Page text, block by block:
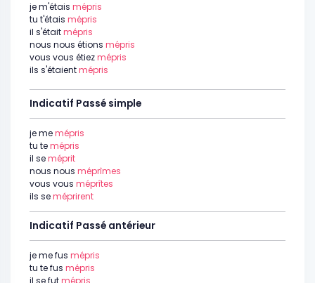
je m'étais mépris
tu t'étais mépris
il s'étaitmépris
nous nous étions mépris
vous vous étiezmépris
ils s'étaientmépris
Indicatif Passé simple
je memépris
tu temépris
il seméprit
nous nous méprîmes
vous vous méprîtes
ils seméprirent
Indicatif Passé antérieur
je me fus mépris
tu te fus mépris
il se futmépris